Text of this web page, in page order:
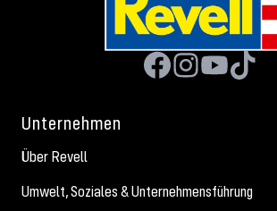
Unternehmen
Über Revell
Umwelt, Soziales & Unternehmensführung